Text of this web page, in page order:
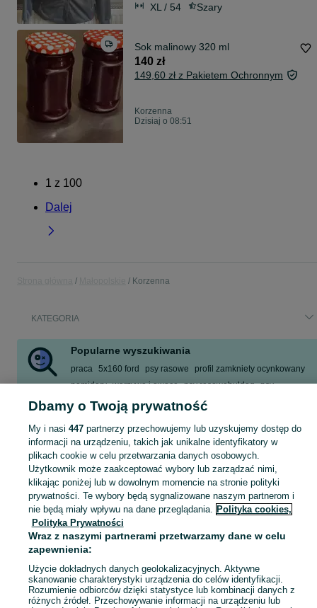
XL / 54 Szary
Sok malinowy 320 ml
140 zł
149,60 zł z Pakietem Ochronnym
Korzenna
Dzisiaj o 08:51
1 z 100
Dalej
Korzenna
KATEGORIA
Popularne wyszukiwania
praca 5x160 ford psy rasowe
profil zamkniety ocynkowany
pomidory warzywa i owoce psy rasowebuldog psy
Zobacz Więcej
Skorzystaj z największego serwisu ogłoszeniowego - Korzenna i okolice! Kupuj to, czego pragniesz i sprzedawaj to, czego już nie potrzebujesz! Zobacz
Mapa kategorii
Mapa miejscowości
Mapa ministron
Popularne wyszukiwania
Dbamy o Twoją prywatność
My i nasi 447partnerzy przechowujemy lub uzyskujemy dostęp do
informacji na urządzeniu, takich jak unikalne identyfikatory w
plikach cookie w celu przetwarzania danych osobowych.
Użytkownik może zaakceptować wybory lub zarządzać nimi,
klikając poniżej lub w dowolnym momencie na stronie polityki
prywatności. Te wybory będą sygnalizowane naszym partnerom i
nie będą miały wpływu na dane przeglądania. Polityka cookies,
Polityka Prywatności
Wraz z naszymi partnerami przetwarzamy dane w celu
zapewnienia:
Użycie dokładnych danych geolokalizacyjnych. Aktywne
skanowanie charakterystyki urządzenia do celów identyfikacji.
Rozumienie odbiorców dzięki statystyce lub kombinacji danych z
różnych źródeł. Przechowywanie informacji na urządzeniu lub